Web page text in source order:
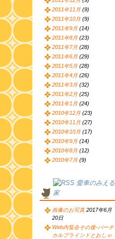
2011年11月 (9)
2011年10月 (9)
2011年9月 (14)
2011年8月 (23)
2011年7月 (28)
2011年6月 (29)
2011年5月 (28)
2011年4月 (26)
2011年3月 (32)
2011年2月 (25)
2011年1月 (24)
2010年12月 (23)
2010年11月 (27)
2010年10月 (17)
2010年9月 (14)
2010年8月 (12)
2010年7月 (9)
愛車のみえる
家
画像のお写真 2017年6月
20日
Web内覧会その後-バーチ
カルブラインドとおしゃ